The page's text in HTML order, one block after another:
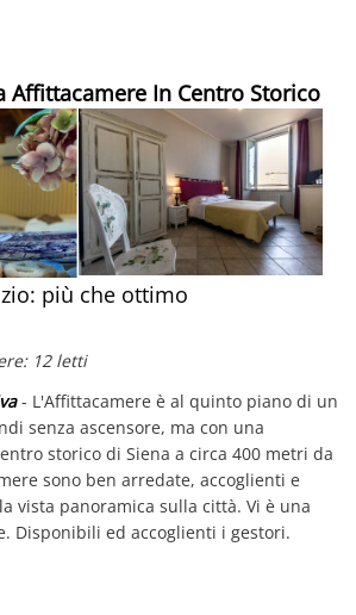
Affittacamere In Centro Storico
più che ottimo
12 letti
- L'Affittacamere è al quinto piano di un
senza ascensore, ma con una
storico di Siena a circa 400 metri da
sono ben arredate, accoglienti e
vista panoramica sulla città. Vi è una
Disponibili ed accoglienti i gestori.